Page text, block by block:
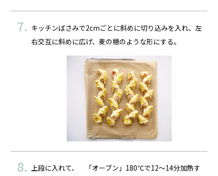
キッチンばさみで2cmごとに斜めに切り込みを入れ、左
右交互に斜めに広げ、麦の穂のような形にする。
上段に入れて、 「オーブン」180℃で12～14分加熱す